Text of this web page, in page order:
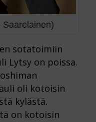
Saarelainen)
sotatoimiin
Lytsy on poissa.
oli kotoisin
kylästä.
on kotoisin